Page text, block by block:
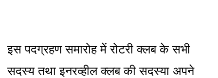
इस पदग्रहण समारोह में रोटरी क्लब के सभी
सदस्य तथा इनरव्हील क्लब की सदस्या अपने